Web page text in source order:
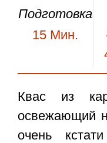
Подготовка
15 Мин.
Квас из
освежающий
очень